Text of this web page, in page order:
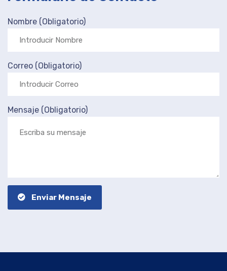
Nombre (Obligatorio)
Correo (Obligatorio)
Mensaje (Obligatorio)
Enviar Mensaje